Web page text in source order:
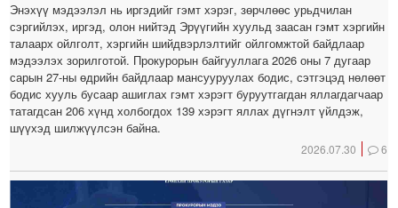
Энэхүү мэдээлэл нь иргэдийг гэмт хэрэг, зөрчлөөс урьдчилан
сэргийлэх, иргэд, олон нийтэд Эрүүгийн хуульд заасан гэмт хэргийн
талаарх ойлголт, хэргийн шийдвэрлэлтийг ойлгомжтой байдлаар
мэдээлэх зорилготой. Прокурорын байгууллага 2026 оны 7 дугаар
сарын 27-ны өдрийн байдлаар мансууруулах бодис, сэтгэцэд нөлөөт
бодис хууль бусаар ашиглах гэмт хэрэгт буруутгагдан яллагдагчаар
татагдсан 206 хүнд холбогдох 139 хэрэгт яллах дүгнэлт үйлдэж,
шүүхэд шилжүүлсэн байна.
2026.07.30 6